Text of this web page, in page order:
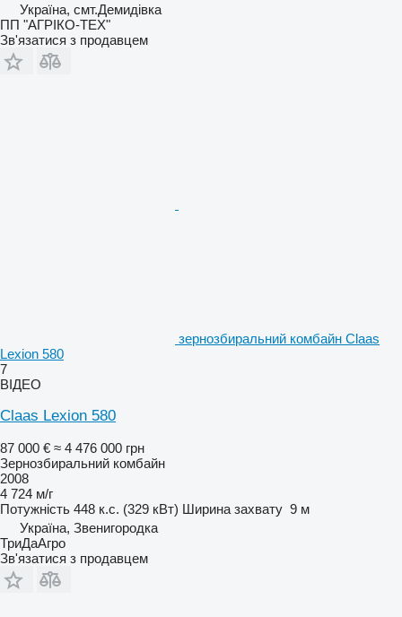
Україна, смт.Демидівка
ПП "АГРІКО-ТЕХ"
Зв'язатися з продавцем
зернозбиральний комбайн Claas
Lexion 580
7
ВІДЕО
Claas Lexion 580
87 000 € ≈ 4 476 000 грн
Зернозбиральний комбайн
2008
4 724 м/г
Потужність 448 к.с. (329 кВт) Ширина захвату 9 м
Україна, Звенигородка
ТриДаАгро
Зв'язатися з продавцем